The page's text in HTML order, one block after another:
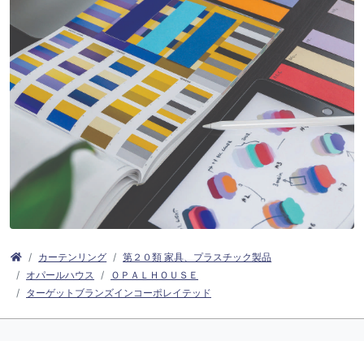
カーテンリング
第２０類 家具、プラスチック製品
オパールハウス
ＯＰＡＬＨＯＵＳＥ
ターゲットブランズインコーポレイテッド